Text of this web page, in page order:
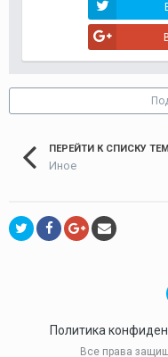
ПЕРЕЙТИ К СПИСКУ ТЕМ
Иное
Политика
Все права